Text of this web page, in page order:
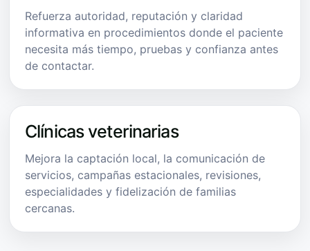
Refuerza autoridad, reputación y claridad
informativa en procedimientos donde el paciente
necesita más tiempo, pruebas y confianza antes
de contactar.
Clínicas veterinarias
Mejora la captación local, la comunicación de
servicios, campañas estacionales, revisiones,
especialidades y fidelización de familias
cercanas.